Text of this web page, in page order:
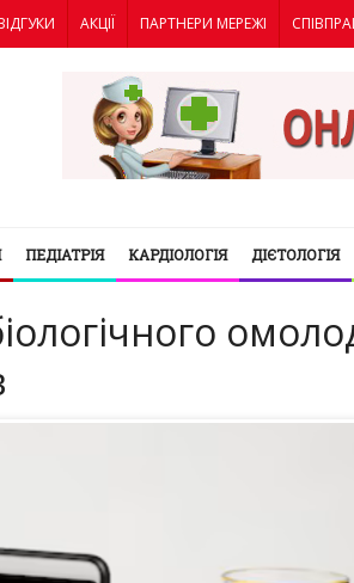
АКЦІЇ ПАРТНЕРИ МЕРЕЖІ
ПЕДІАТРІЯ КАРДІОЛОГІЯ ДІЄТОЛОГІЯ